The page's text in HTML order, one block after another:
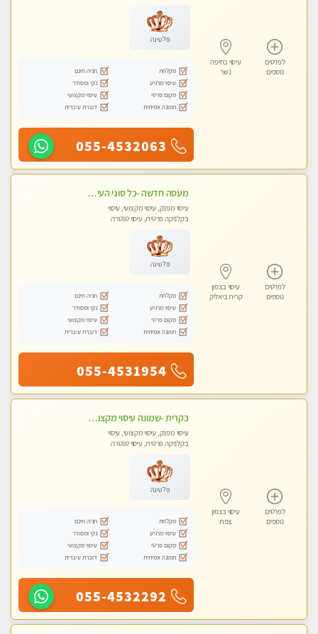
לפרטים
נוספים
עיסוי בחיפה
נשר
פלטינה
מקלחת
חניה חינם
עיסוי מרגיע
נקי ומסודר
מקום פרטי
עיסוי מקצועי
תמונה אמיתית
דוברת עיברית
055-4532063
לפרטים
נוספים
עיסוי בצפון
קרית ביאליק
מעסה חדשה -כל סוגי העיסויים מעסה מקצועית ואיכותית פרטי!!!מומלץ לחלוטין!!
עיסוי מפנק, עיסוי מקצועי, עיסוי
בקלניקה פרטית, עיסוי טנטרה
פלטינה
מקלחת
חניה חינם
עיסוי מרגיע
נקי ומסודר
מקום פרטי
עיסוי מקצועי
תמונה אמיתית
דוברת עיברית
055-4531954
לפרטים
נוספים
עיסוי בצפון
צפת
בקרית -שמונה עיסוי מקצועי מפנק עיסוי עם אבנים חמות. מעסה עם תעודות. טיפול מרגיע ומפנק באווירה נעימה ושקטה
עיסוי מפנק, עיסוי מקצועי, עיסוי
בקלניקה פרטית, עיסוי טנטרה
פלטינה
מקלחת
חניה חינם
עיסוי מרגיע
נקי ומסודר
מקום פרטי
עיסוי מקצועי
תמונה אמיתית
דוברת עיברית
055-4532292